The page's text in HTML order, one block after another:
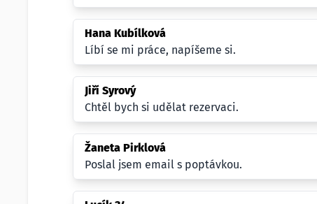
Hana Kubílková
Líbí se mi práce, napíšeme si.
Jiří Syrový
Chtěl bych si udělat rezervaci.
Žaneta Pirklová
Poslal jsem email s poptávkou.